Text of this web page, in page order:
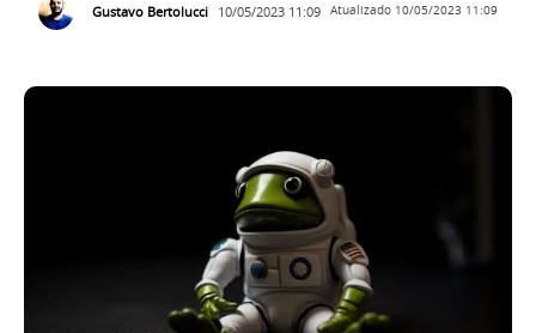
Gustavo Bertolucci 10/05/2023 11:09 Atualizado 10/05/2023 11:09